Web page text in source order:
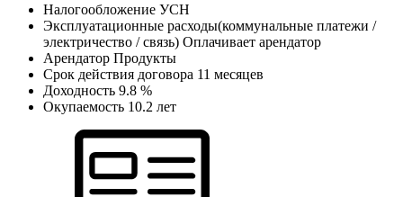
Налогообложение УСН
Эксплуатационные расходы(коммунальные платежи /
электричество / связь) Оплачивает арендатор
Арендатор Продукты
Cрок действия договора 11 месяцев
Доходность 9.8 %
Окупаемость 10.2 лет